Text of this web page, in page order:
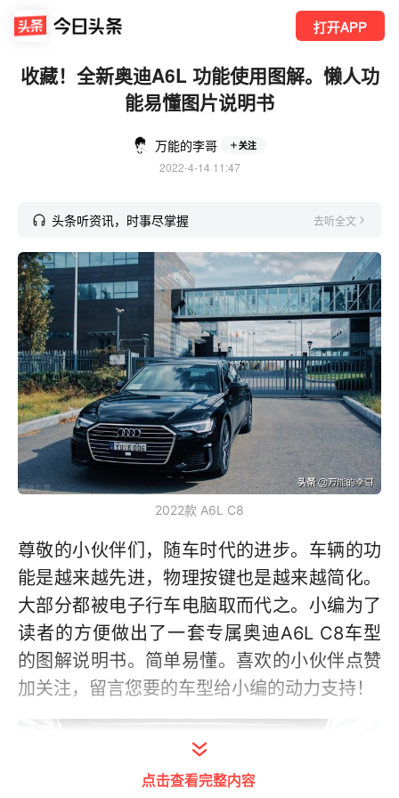
打开APP
收藏！全新奥迪A6L 功能使用图解。懒人功
能易懂图片说明书
万能的李哥 关注
2022-4-14 11:47
头条听资讯，时事尽掌握 去听全文
2022款 A6L C8
尊敬的小伙伴们，随车时代的进步。车辆的功
能是越来越先进，物理按键也是越来越简化。
大部分都被电子行车电脑取而代之。小编为了
读者的方便做出了一套专属奥迪A6L C8车型
的图解说明书。简单易懂。喜欢的小伙伴点赞
加关注，留言您要的车型给小编的动力支持！
点击查看完整内容